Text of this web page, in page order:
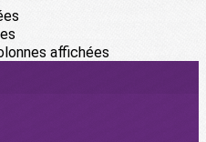
affichées